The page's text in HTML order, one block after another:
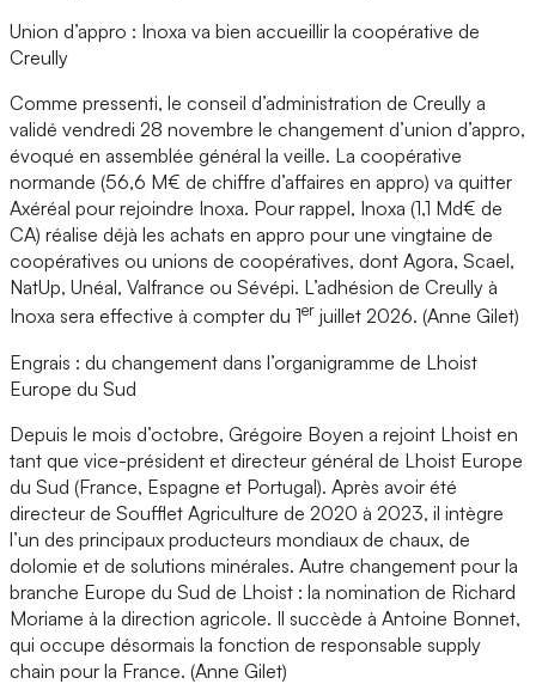
Union d’appro : Inoxa va bien accueillir la coopérative de
Creully
Comme pressenti, le conseil d’administration de Creully a
validé vendredi 28 novembre le changement d’union d’appro,
évoqué en assemblée général la veille. La coopérative
normande (56,6 M€ de chiffre d’affaires en appro) va quitter
Axéréal pour rejoindre Inoxa. Pour rappel, Inoxa (1,1 Md€ de
CA) réalise déjà les achats en appro pour une vingtaine de
coopératives ou unions de coopératives, dont Agora, Scael,
NatUp, Unéal, Valfrance ou Sévépi. L’adhésion de Creully à
Inoxa sera effective à compter du 1er juillet 2026. (Anne Gilet)
Engrais : du changement dans l’organigramme de Lhoist
Europe du Sud
Depuis le mois d’octobre, Grégoire Boyen a rejoint Lhoist en
tant que vice-président et directeur général de Lhoist Europe
du Sud (France, Espagne et Portugal). Après avoir été
directeur de Soufflet Agriculture de 2020 à 2023, il intègre
l’un des principaux producteurs mondiaux de chaux, de
dolomie et de solutions minérales. Autre changement pour la
branche Europe du Sud de Lhoist : la nomination de Richard
Moriame à la direction agricole. Il succède à Antoine Bonnet,
qui occupe désormais la fonction de responsable supply
chain pour la France. (Anne Gilet)